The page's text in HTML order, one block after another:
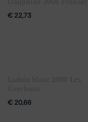
€ 22,73
€ 20,66